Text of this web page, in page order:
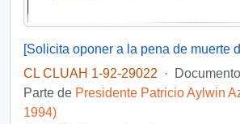
CL CLUAH 1-92-29022
· Documento
Parte de Presidente Patricio Aylwin
1994)